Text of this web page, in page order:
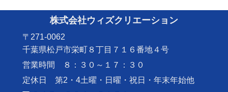
株式会社ウィズクリエーション
〒271-0062
千葉県松戸市栄町８丁目７１６番地４号
営業時間 ８：３０～１７：３０
定休日 第2・4土曜・日曜・祝日・年末年始他